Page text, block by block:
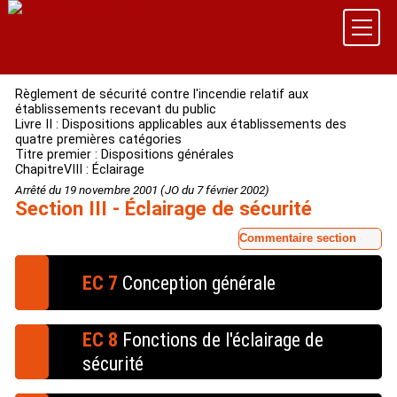
Règlement de sécurité contre l'incendie relatif aux
établissements recevant du public
Livre II : Dispositions applicables aux établissements des
quatre premières catégories
Titre premier : Dispositions générales
ChapitreVIII : Éclairage
Arrêté du 19 novembre 2001 (JO du 7 février 2002)
Section III - Éclairage de sécurité
Commentaire section
EC 7 Conception générale
L'éclairage de sécurité doit être à l'état de veille
pendant l'exploitation de l'établissement.
L'éclairage de sécurité est mis ou maintenu en service
EC 8 Fonctions de l'éclairage de
sécurité